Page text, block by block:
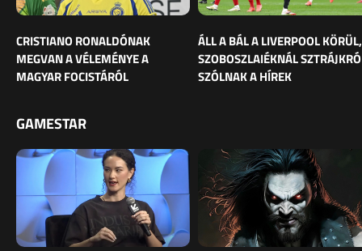
CRISTIANO RONALDÓNAK
MEGVAN A VÉLEMÉNYE A
MAGYAR FOCISTÁRÓL
ÁLL A BÁL A LIVERPOOL KÖRÜL,
SZOBOSZLAIÉKNÁL
SZÓLNAK A HÍREK
GAMESTAR